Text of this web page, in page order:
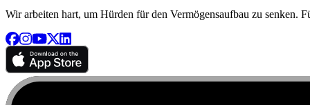
Wir arbeiten hart, um Hürden für den Vermögensaufbau zu senken.